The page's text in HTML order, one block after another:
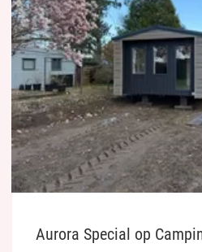
Aurora Special op